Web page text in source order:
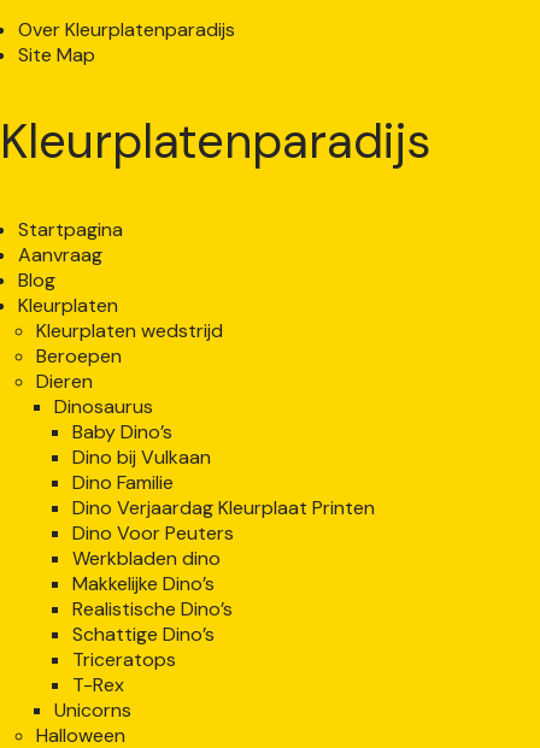
Over Kleurplatenparadijs
Site Map
Kleurplatenparadijs
Startpagina
Aanvraag
Blog
Kleurplaten
Kleurplaten wedstrijd
Beroepen
Dieren
Dinosaurus
Baby Dino’s
Dino bij Vulkaan
Dino Familie
Dino Verjaardag Kleurplaat Printen
Dino Voor Peuters
Werkbladen dino
Makkelijke Dino’s
Realistische Dino’s
Schattige Dino’s
Triceratops
T-Rex
Unicorns
Halloween